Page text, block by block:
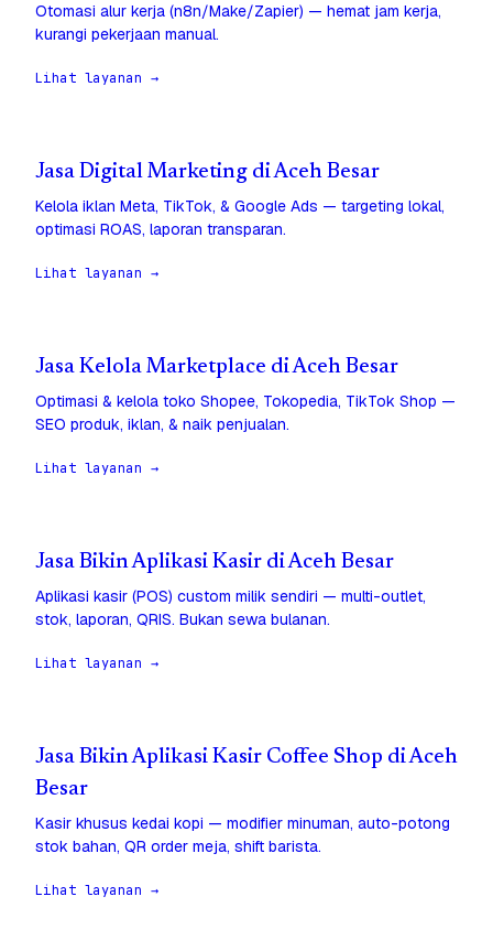
Otomasi alur kerja (n8n/Make/Zapier) — hemat jam kerja,
kurangi pekerjaan manual.
Lihat layanan →
Jasa Digital Marketing di Aceh Besar
Kelola iklan Meta, TikTok, & Google Ads — targeting lokal,
optimasi ROAS, laporan transparan.
Lihat layanan →
Jasa Kelola Marketplace di Aceh Besar
Optimasi & kelola toko Shopee, Tokopedia, TikTok Shop —
SEO produk, iklan, & naik penjualan.
Lihat layanan →
Jasa Bikin Aplikasi Kasir di Aceh Besar
Aplikasi kasir (POS) custom milik sendiri — multi-outlet,
stok, laporan, QRIS. Bukan sewa bulanan.
Lihat layanan →
Jasa Bikin Aplikasi Kasir Coffee Shop di Aceh
Besar
Kasir khusus kedai kopi — modifier minuman, auto-potong
stok bahan, QR order meja, shift barista.
Lihat layanan →